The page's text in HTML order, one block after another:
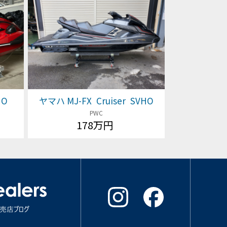
ヤマハ MJ-FX Cruiser SVHO
PWC
178万円